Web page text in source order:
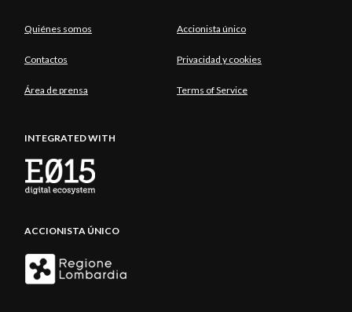
Quiénes somos Accionista único
Contactos Privacidad y cookies
Área de prensa Terms of Service
INTEGRATED WITH
ACCIONISTA ÚNICO